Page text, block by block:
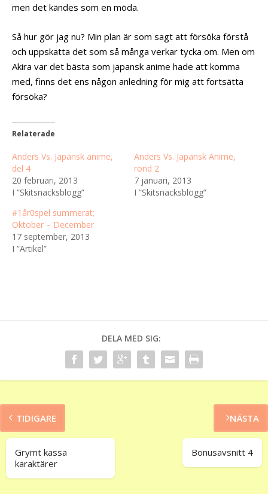
men det kändes som en möda.
Så hur gör jag nu? Min plan är som sagt att försöka förstå
och uppskatta det som så många verkar tycka om. Men om
Akira var det bästa som japansk anime hade att komma
med, finns det ens någon anledning för mig att fortsätta
försöka?
Relaterade
Anders Vs. Japansk anime,
del 4
20 februari, 2013
I ”Skitsnacksblogg”
Anders Vs. Japansk Anime,
rond 2
7 januari, 2013
I ”Skitsnacksblogg”
#1år0spel summerat;
Oktober – December
17 september, 2013
I ”Artikel”
DELA MED SIG:
TIDIGARE
Grymt kassa
karaktärer
NÄSTA
Bonusavsnitt 4